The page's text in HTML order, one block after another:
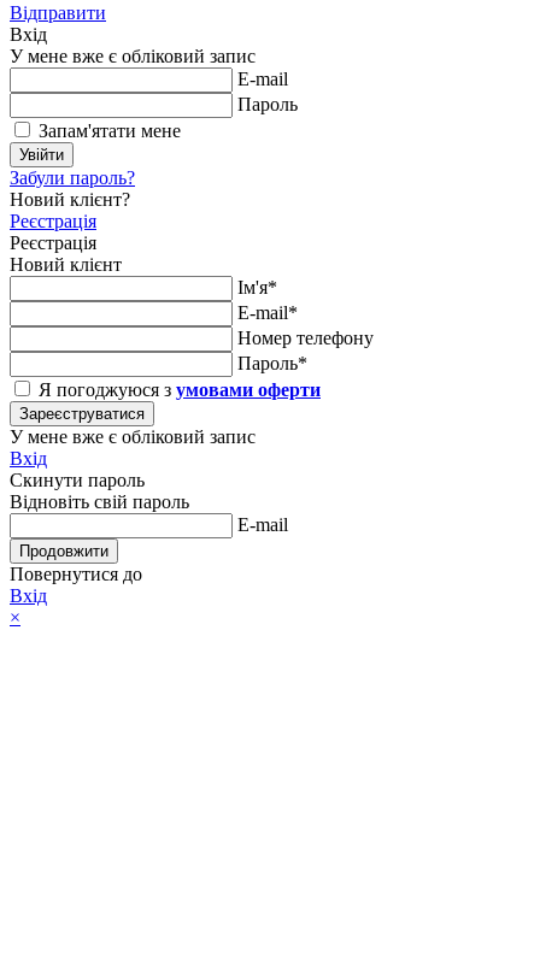
Відправити
Вхід
У мене вже є обліковий запис
E-mail
Пароль
Запам'ятати мене
Увійти
Забули пароль?
Новий клієнт?
Реєстрація
Реєстрація
Новий клієнт
Ім'я*
E-mail*
Номер телефону
Пароль*
Я погоджуюся з умовами оферти
Зареєструватися
У мене вже є обліковий запис
Вхід
Скинути пароль
Відновіть свій пароль
E-mail
Продовжити
Повернутися до
Вхід
×